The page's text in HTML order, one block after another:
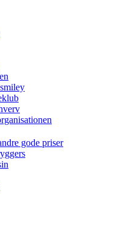
gode priser